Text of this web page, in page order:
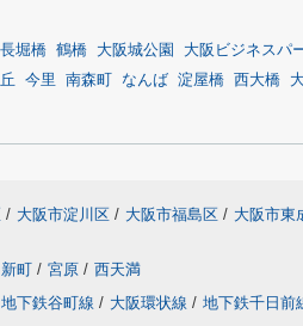
長堀橋 鶴橋 大阪城公園 大阪ビジネスパ
今里 南森町 なんば 淀屋橋 西大橋
/ 大阪市淀川区 / 大阪市福島区 / 大阪市東
新町 / 宮原 / 西天満
地下鉄谷町線 / 大阪環状線 / 地下鉄千日前